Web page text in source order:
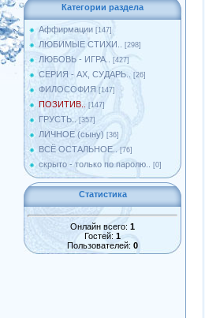
Категории раздела
Аффирмации [147]
ЛЮБИМЫЕ СТИХИ.. [298]
ЛЮБОВЬ - ИГРА.. [427]
СЕРИЯ - АХ, СУДАРЬ.. [26]
ФИЛОСОФИЯ [147]
ПОЗИТИВ.. [147]
ГРУСТЬ.. [357]
ЛИЧНОЕ (сыну) [36]
ВСЁ ОСТАЛЬНОЕ.. [76]
скрыто - только по паролю.. [0]
Статистика
Онлайн всего: 1
Гостей: 1
Пользователей: 0